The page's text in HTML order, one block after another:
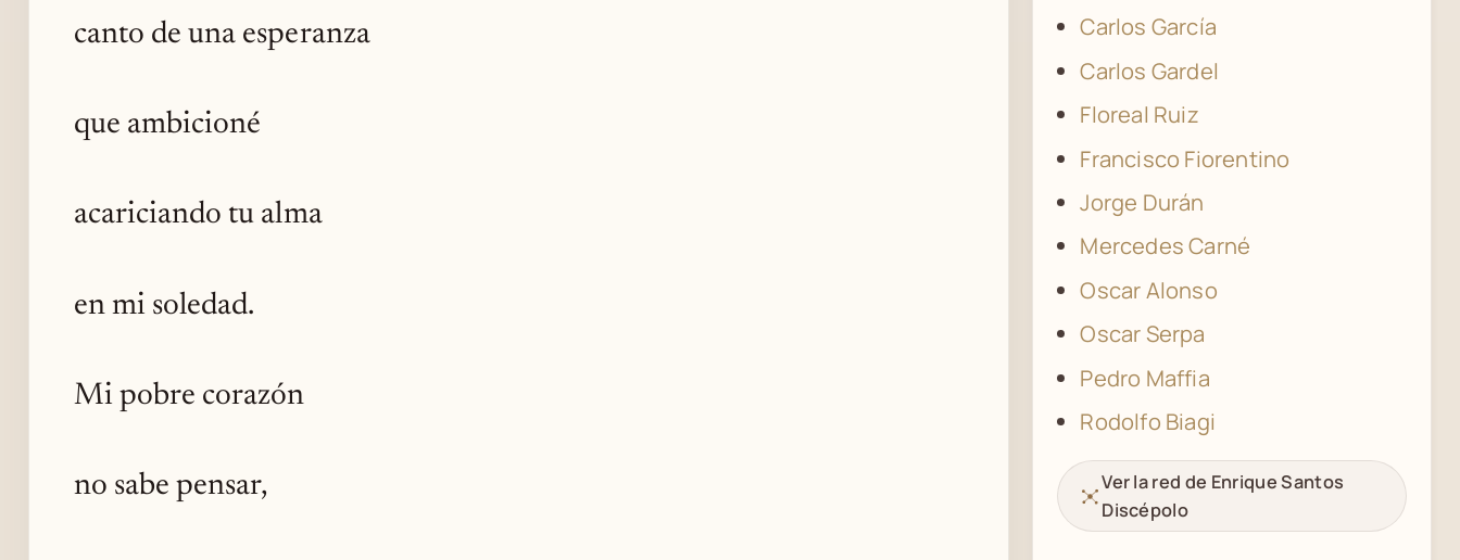
canto de una esperanza
que ambicioné
acariciando tu alma
en mi soledad.
Mi pobre corazón
no sabe pensar,
Carlos García
Carlos Gardel
Floreal Ruiz
Francisco Fiorentino
Jorge Durán
Mercedes Carné
Oscar Alonso
Oscar Serpa
Pedro Maffia
Rodolfo Biagi
Ver la red de Enrique Santos
Discépolo